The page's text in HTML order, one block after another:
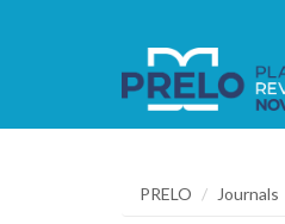
PRELO Journals